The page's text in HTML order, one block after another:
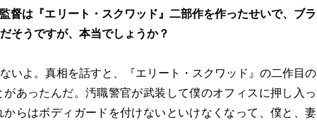
督は『エリート・スクワッド』二部作を作ったせいで、ブラ
そうですが、本当でしょうか？
いよ。真相を話すと、『エリート・スクワッド』の二作目の
あったんだ。汚職警官が武装して僕のオフィスに押し入っ
らはボディガードを付けないといけなくなって、僕と、妻